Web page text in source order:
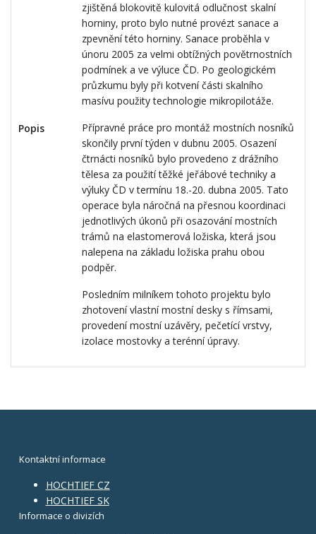
Popis
zjištěná blokovitě kulovitá odlučnost skalní
horniny, proto bylo nutné provézt sanace a
zpevnění této horniny. Sanace proběhla v
únoru 2005 za velmi obtížných povětrnostních
podmínek a ve výluce ČD. Po geologickém
průzkumu byly při kotvení části skalního
masívu použity technologie mikropilotáže.
Přípravné práce pro montáž mostních nosníků
skončily první týden v dubnu 2005. Osazení
čtrnácti nosníků bylo provedeno z drážního
tělesa za použití těžké jeřábové techniky a
výluky ČD v termínu 18.-20. dubna 2005. Tato
operace byla náročná na přesnou koordinaci
jednotlivých úkonů při osazování mostních
trámů na elastomerová ložiska, která jsou
nalepena na základu ložiska prahu obou
podpěr.
Posledním milníkem tohoto projektu bylo
zhotovení vlastní mostní desky s římsami,
provedení mostní uzávěry, pečetící vrstvy,
izolace mostovky a terénní úpravy.
Kontaktní informace
HOCHTIEF CZ
HOCHTIEF SK
Informace o divizích